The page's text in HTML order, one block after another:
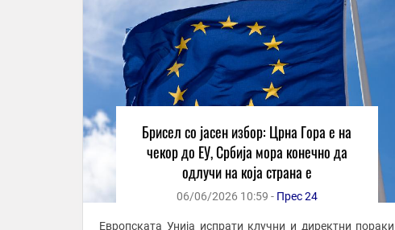
Брисел со јасен избор: Црна Гора е на
чекор до ЕУ, Србија мора конечно да
одлучи на која страна е
06/06/2026 10:59 - Прес 24
Европската Унија испрати клучни и директни пораки